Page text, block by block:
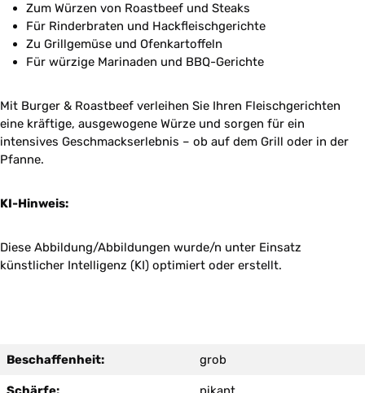
Zum Würzen von Roastbeef und Steaks
Für Rinderbraten und Hackfleischgerichte
Zu Grillgemüse und Ofenkartoffeln
Für würzige Marinaden und BBQ-Gerichte
Mit Burger & Roastbeef verleihen Sie Ihren Fleischgerichten
eine kräftige, ausgewogene Würze und sorgen für ein
intensives Geschmackserlebnis – ob auf dem Grill oder in der
Pfanne.
KI-Hinweis:
Diese Abbildung/Abbildungen wurde/n unter Einsatz
künstlicher Intelligenz (KI) optimiert oder erstellt.
Beschaffenheit: grob